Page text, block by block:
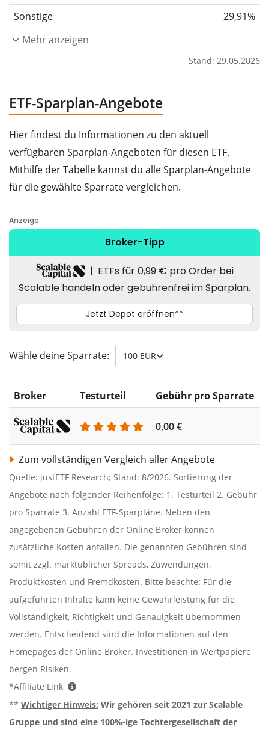
Sonstige
29,91%
Mehr anzeigen
Stand: 29.05.2026
ETF-Sparplan-Angebote
Hier findest du Informationen zu den aktuell
verfügbaren Sparplan-Angeboten für diesen ETF.
Mithilfe der Tabelle kannst du alle Sparplan-Angebote
für die gewählte Sparrate vergleichen.
Wähle deine Sparrate: 100 EUR
Broker Testurteil Gebühr pro Sparrate
0,00 €
Zum vollständigen Vergleich aller Angebote
Quelle: justETF Research; Stand: 8/2026. Sortierung der
Angebote nach folgender Reihenfolge: 1. Testurteil 2. Gebühr
pro Sparrate 3. Anzahl ETF-Sparpläne. Neben den
angegebenen Gebühren der Online Broker können
zusätzliche Kosten anfallen. Die genannten Gebühren sind
somit zzgl. marktüblicher Spreads, Zuwendungen,
Produktkosten und Fremdkosten. Bitte beachte: Für die
aufgeführten Inhalte kann keine Gewährleistung für die
Vollständigkeit, Richtigkeit und Genauigkeit übernommen
werden. Entscheidend sind die Informationen auf den
Homepages der Online Broker. Investitionen in Wertpapiere
bergen Risiken.
*Affiliate Link
** Wichtiger Hinweis: Wir gehören seit 2021 zur Scalable
Gruppe und sind eine 100%-ige Tochtergesellschaft der